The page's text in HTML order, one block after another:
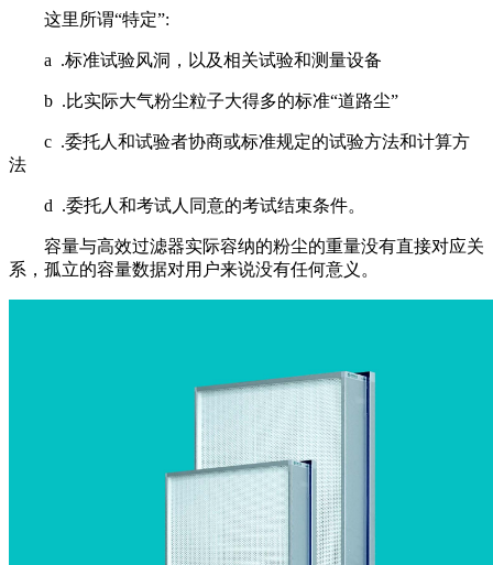
这里所谓“特定”:
a .标准试验风洞，以及相关试验和测量设备
b .比实际大气粉尘粒子大得多的标准“道路尘”
c .委托人和试验者协商或标准规定的试验方法和计算方
法
d .委托人和考试人同意的考试结束条件。
容量与高效过滤器实际容纳的粉尘的重量没有直接对应关
系，孤立的容量数据对用户来说没有任何意义。